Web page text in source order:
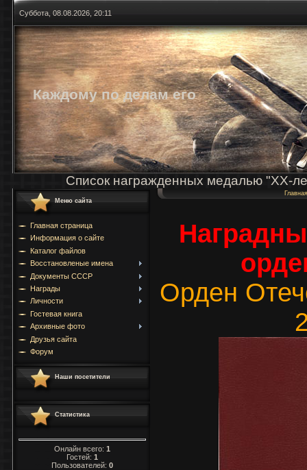
Суббота, 08.08.2026, 20:11
Каждому по делам его
Список награжденных медалью "ХХ-
Меню сайта
Главная страница
Информация о сайте
Каталог файлов
Восстановленые имена
Документы СССР
Награды
Личности
Гостевая книга
Архивные фото
Друзья сайта
Форум
Наши посетители
Статистика
Онлайн всего: 1
Гостей: 1
Пользователей: 0
Главная
Орден